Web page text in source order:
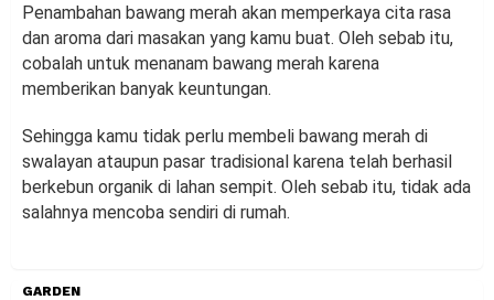
Penambahan bawang merah akan memperkaya cita rasa
dan aroma dari masakan yang kamu buat. Oleh sebab itu,
cobalah untuk menanam bawang merah karena
memberikan banyak keuntungan.
Sehingga kamu tidak perlu membeli bawang merah di
swalayan ataupun pasar tradisional karena telah berhasil
berkebun organik di lahan sempit. Oleh sebab itu, tidak ada
salahnya mencoba sendiri di rumah.
GARDEN